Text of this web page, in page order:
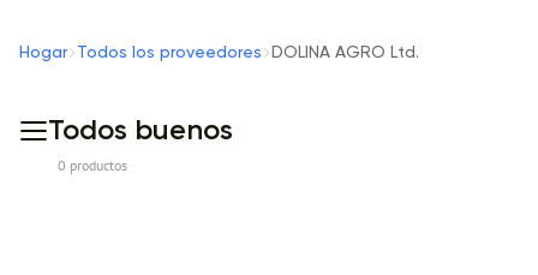
Hogar Todos los proveedores DOLINA AGRO Ltd.
Todos buenos
0 productos